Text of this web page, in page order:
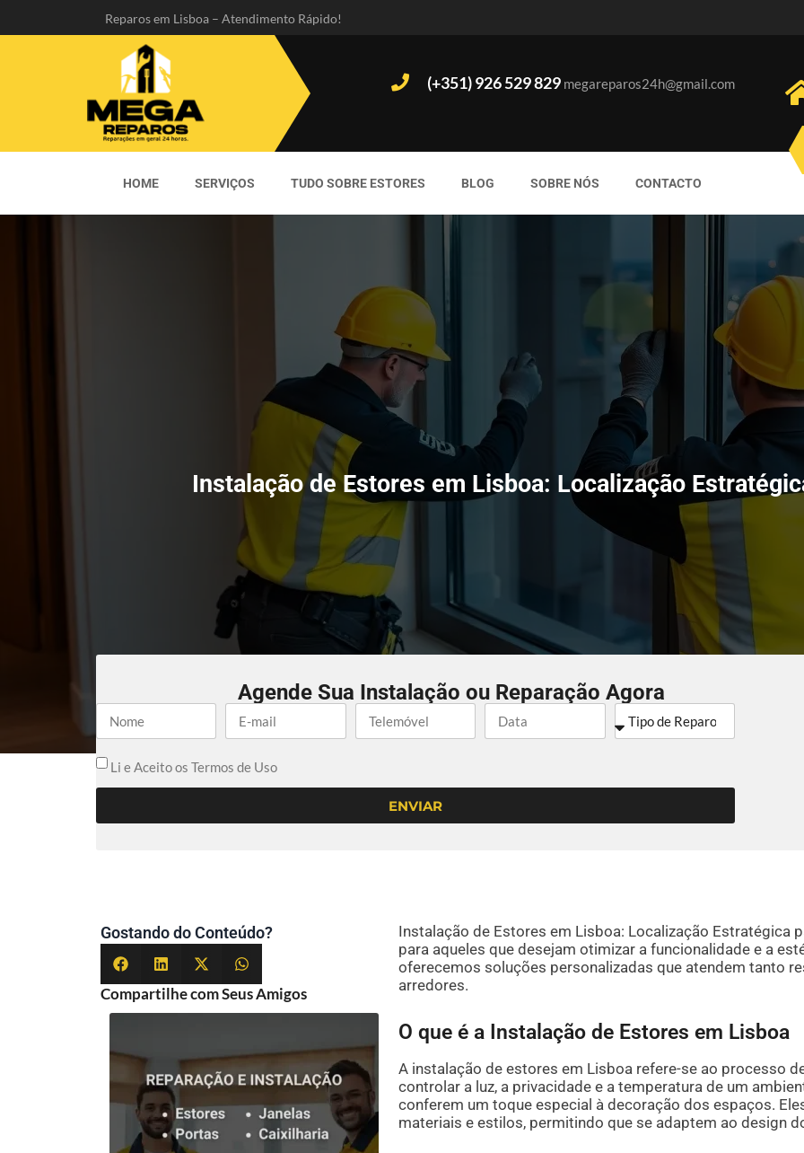
Reparos em Lisboa – Atendimento Rápido!
(+351) 926 529 829 megareparos24h@gmail.com
HOME SERVIÇOS TUDO SOBRE ESTORES BLOG SOBRE NÓS CONTACTO
Instalação de Estores em Lisboa: Localização
Agende Sua Instalação ou Reparação Agora
Li e Aceito os Termos de Uso
ENVIAR
Instalação de Estores em Lisboa: Localização Estratégica
para aqueles que desejam otimizar a funcionalidade e a
oferecemos soluções personalizadas que atendem tanto
arredores.
O que é a Instalação de Estores em Lisboa
A instalação de estores em Lisboa refere-se ao processo
controlar a luz, a privacidade e a temperatura de um
conferem um toque especial à decoração dos espaços.
materiais e estilos, permitindo que se adaptem ao design
Gostando do Conteúdo?
Compartilhe com Seus Amigos